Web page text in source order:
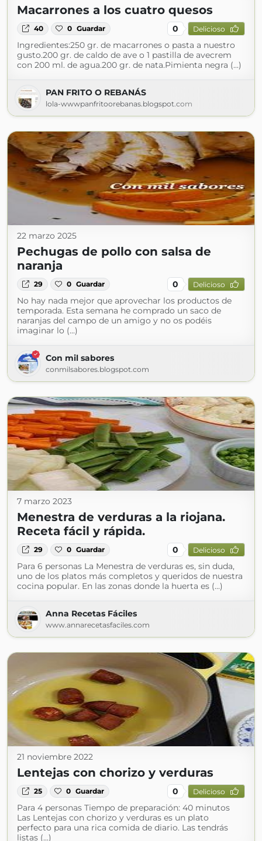
Macarrones a los cuatro quesos
40 0 Guardar 0 Delicioso
Ingredientes:250 gr. de macarrones o pasta a nuestro
gusto.200 gr. de caldo de ave o 1 pastilla de avecrem
con 200 ml. de agua.200 gr. de nata.Pimienta negra (...)
PAN FRITO O REBANÁS
lola-wwwpanfritoorebanas.blogspot.com
22 marzo 2025
Pechugas de pollo con salsa de
naranja
29 0 Guardar 0 Delicioso
No hay nada mejor que aprovechar los productos de
temporada. Esta semana he comprado un saco de
naranjas del campo de un amigo y no os podéis
imaginar lo (...)
Con mil sabores
conmilsabores.blogspot.com
7 marzo 2023
Menestra de verduras a la riojana.
Receta fácil y rápida.
29 0 Guardar 0 Delicioso
Para 6 personas La Menestra de verduras es, sin duda,
uno de los platos más completos y queridos de nuestra
cocina popular. En las zonas donde la huerta es (...)
Anna Recetas Fáciles
www.annarecetasfaciles.com
21 noviembre 2022
Lentejas con chorizo y verduras
25 0 Guardar 0 Delicioso
Para 4 personas Tiempo de preparación: 40 minutos
Las Lentejas con chorizo y verduras es un plato
perfecto para una rica comida de diario. Las tendrás
listas (...)